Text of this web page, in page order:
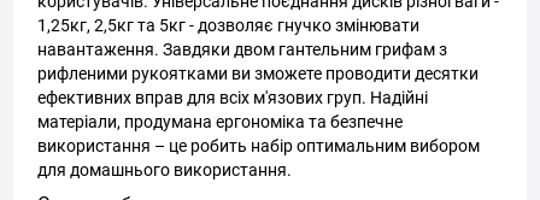
1,25кг, 2,5кг та 5кг - дозволяє гнучко змінювати
навантаження. Завдяки двом гантельним грифам з
рифленими рукоятками ви зможете проводити десятки
ефективних вправ для всіх м'язових груп. Надійні
матеріали, продумана ергономіка та безпечне
використання – це робить набір оптимальним вибором
для домашнього використання.